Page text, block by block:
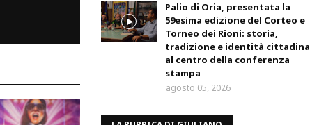
Palio di Oria, presentata la
59esima edizione del Corteo e
Torneo dei Rioni: storia,
tradizione e identità cittadina
al centro della conferenza
stampa
agosto 05, 2026